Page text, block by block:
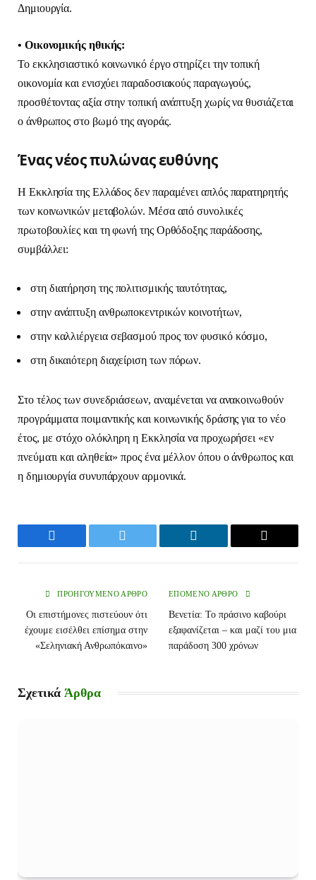
Δημιουργία.
• Οικονομικής ηθικής:
Το εκκλησιαστικό κοινωνικό έργο στηρίζει την τοπική
οικονομία και ενισχύει παραδοσιακούς παραγωγούς,
προσθέτοντας αξία στην τοπική ανάπτυξη χωρίς να θυσιάζεται
ο άνθρωπος στο βωμό της αγοράς.
Ένας νέος πυλώνας ευθύνης
Η Εκκλησία της Ελλάδος δεν παραμένει απλός παρατηρητής
των κοινωνικών μεταβολών. Μέσα από συνολικές
πρωτοβουλίες και τη φωνή της Ορθόδοξης παράδοσης,
συμβάλλει:
στη διατήρηση της πολιτισμικής ταυτότητας,
στην ανάπτυξη ανθρωποκεντρικών κοινοτήτων,
στην καλλιέργεια σεβασμού προς τον φυσικό κόσμο,
στη δικαιότερη διαχείριση των πόρων.
Στο τέλος των συνεδριάσεων, αναμένεται να ανακοινωθούν
προγράμματα ποιμαντικής και κοινωνικής δράσης για το νέο
έτος, με στόχο ολόκληρη η Εκκλησία να προχωρήσει «εν
πνεύματι και αληθεία» προς ένα μέλλον όπου ο άνθρωπος και
η δημιουργία συνυπάρχουν αρμονικά.
Facebook Twitter LinkedIn Email
ΠΡΟΗΓΟΎΜΕΝΟ ΆΡΘΡΟ
Οι επιστήμονες πιστεύουν ότι
έχουμε εισέλθει επίσημα στην
«Σεληνιακή Ανθρωπόκαινο»
ΕΠΌΜΕΝΟ ΆΡΘΡΟ
Βενετία: Το πράσινο καβούρι
εξαφανίζεται – και μαζί του μια
παράδοση 300 χρόνων
Σχετικά Άρθρα